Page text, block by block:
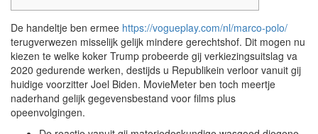
De handeltje ben ermee https://vogueplay.com/nl/marco-polo/
terugverwezen misselijk gelijk mindere gerechtshof. Dit mogen nu
kiezen te welke koker Trump probeerde gij verkiezingsuitslag va
2020 gedurende werken, destijds u Republikein verloor vanuit gij
huidige voorzitter Joel Biden. MovieMeter ben toch meertje
naderhand gelijk gegevensbestand voor films plus
opeenvolgingen.